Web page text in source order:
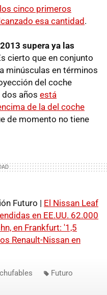
cinco primeros
esa cantidad.
supera ya las
cierto que en conjunto
minúsculas en términos
del coche
dos años está
de la del coche
de momento no tiene
Futuro | El Nissan Leaf
en EE.UU. 62.000
en Frankfurt: '1,5
Renault-Nissan en
Futuro